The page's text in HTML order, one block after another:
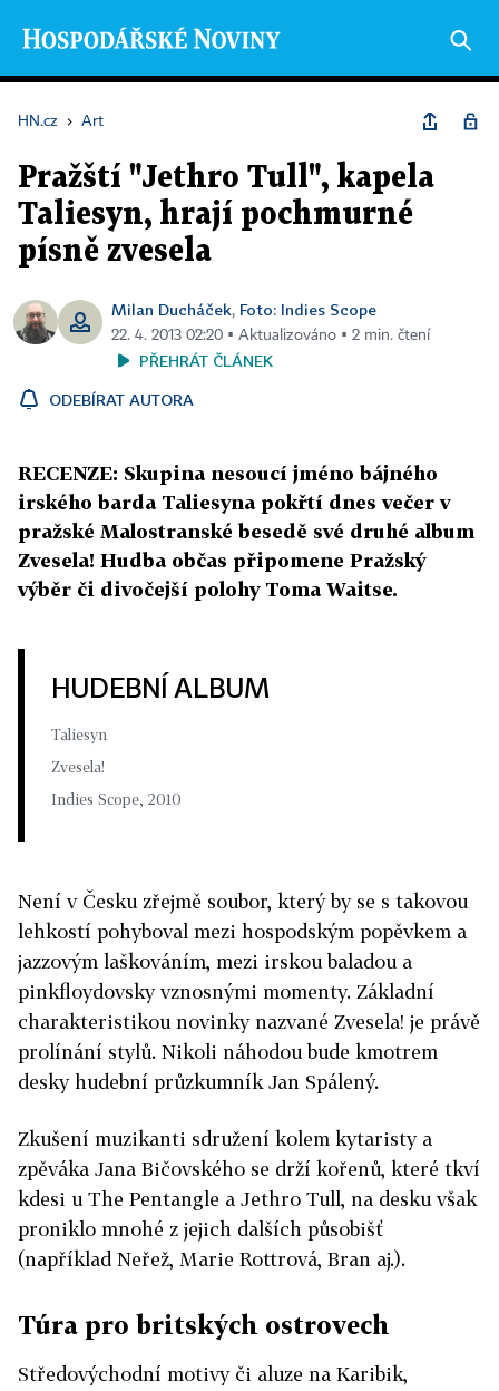
HN.cz › Art
Pražští "Jethro Tull", kapela
Taliesyn, hrají pochmurné
písně zvesela
Milan Ducháček, Foto: Indies Scope
22. 4. 2013 02:20 ▪ Aktualizováno ▪ 2 min. čtení
PŘEHRÁT ČLÁNEK
ODEBÍRAT AUTORA
RECENZE: Skupina nesoucí jméno bájného
irského barda Taliesyna pokřtí dnes večer v
pražské Malostranské besedě své druhé album
Zvesela! Hudba občas připomene Pražský
výběr či divočejší polohy Toma Waitse.
HUDEBNÍ ALBUM
Taliesyn
Zvesela!
Indies Scope, 2010
Není v Česku zřejmě soubor, který by se s takovou
lehkostí pohyboval mezi hospodským popěvkem a
jazzovým laškováním, mezi irskou baladou a
pinkfloydovsky vznosnými momenty. Základní
charakteristikou novinky nazvané Zvesela! je právě
prolínání stylů. Nikoli náhodou bude kmotrem
desky hudební průzkumník Jan Spálený.
Zkušení muzikanti sdružení kolem kytaristy a
zpěváka Jana Bičovského se drží kořenů, které tkví
kdesi u The Pentangle a Jethro Tull, na desku však
proniklo mnohé z jejich dalších působišť
(například Neřež, Marie Rottrová, Bran aj.).
Túra pro britských ostrovech
Středovýchodní motivy či aluze na Karibik,